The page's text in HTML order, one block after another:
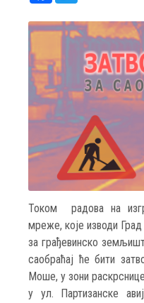
Током радова на
мреже, које изводи
за грађевинско
саобраћај ће бити
Моше, у зони
у ул. Партизанске